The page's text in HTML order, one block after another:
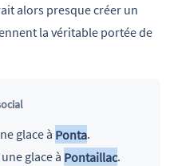
alors presque créer un
la véritable portée de
glace à Ponta.
glace à Pontaillac.